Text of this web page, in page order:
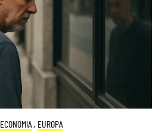
ECONOMIA , EUROPA